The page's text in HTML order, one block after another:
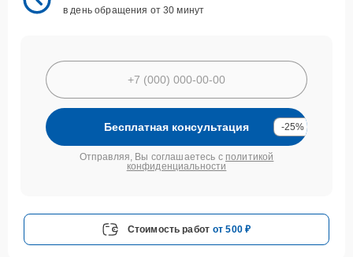
в день обращения от 30 минут
Бесплатная консультация -25%
Отправляя, Вы соглашаетесь с политикой
конфиденциальности
Стоимость работ от 500 ₽